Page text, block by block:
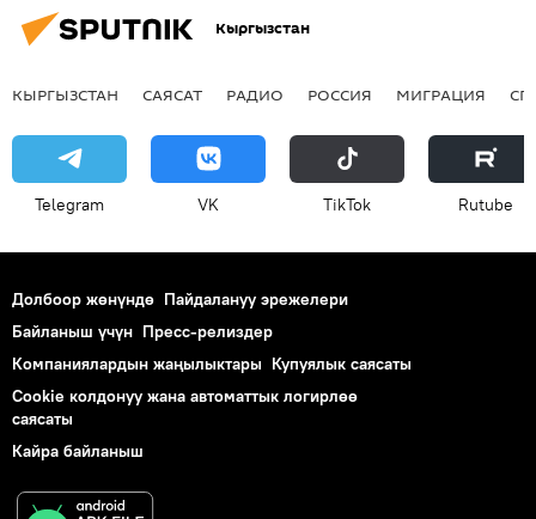
Кыргызстан
КЫРГЫЗСТАН САЯСАТ РАДИО РОССИЯ МИГРАЦИЯ
Telegram VK ТikТоk Rutube
Долбоор жөнүндө Пайдалануу эрежелери
Байланыш үчүн Пресс-релиздер
Компаниялардын жаңылыктары Купуялык саясаты
Cookie колдонуу жана автоматтык логирлөө
саясаты
Кайра байланыш